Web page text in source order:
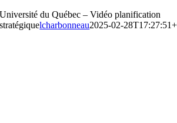
Université du Québec – Vidéo planification
stratégiquelcharbonneau2025-02-